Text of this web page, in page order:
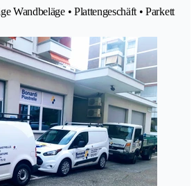
Wandbeläge • Plattengeschäft • Parkett